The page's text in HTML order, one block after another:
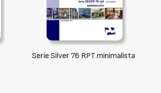
Serie Silver 76 RPT minimalista